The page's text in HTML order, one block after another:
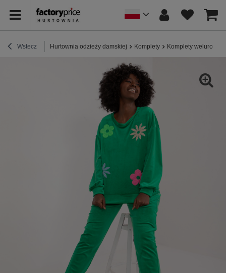
Wstecz Hurtownia odzieży damskiej Komplety Komplety welurowe